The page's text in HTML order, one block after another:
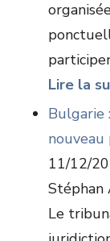
Lire la
Bulgarie
11/12/
Stéphan
Le